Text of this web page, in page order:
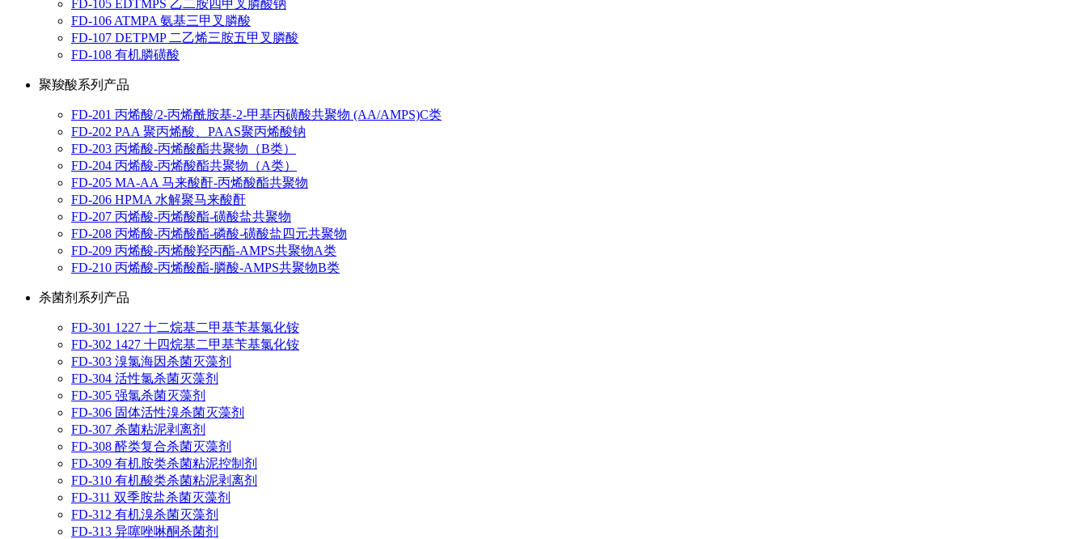
FD-105 EDTMPS 乙二胺四甲叉膦酸钠
FD-106 ATMPA 氨基三甲叉膦酸
FD-107 DETPMP 二乙烯三胺五甲叉膦酸
FD-108 有机膦磺酸
聚羧酸系列产品
FD-201 丙烯酸/2-丙烯酰胺基-2-甲基丙磺酸共聚物 (AA/AMPS)C类
FD-202 PAA 聚丙烯酸、PAAS聚丙烯酸钠
FD-203 丙烯酸-丙烯酸酯共聚物（B类）
FD-204 丙烯酸-丙烯酸酯共聚物（A类）
FD-205 MA-AA 马来酸酐-丙烯酸酯共聚物
FD-206 HPMA 水解聚马来酸酐
FD-207 丙烯酸-丙烯酸酯-磺酸盐共聚物
FD-208 丙烯酸-丙烯酸酯-磷酸-磺酸盐四元共聚物
FD-209 丙烯酸-丙烯酸羟丙酯-AMPS共聚物A类
FD-210 丙烯酸-丙烯酸酯-膦酸-AMPS共聚物B类
杀菌剂系列产品
FD-301 1227 十二烷基二甲基苄基氯化铵
FD-302 1427 十四烷基二甲基苄基氯化铵
FD-303 溴氯海因杀菌灭藻剂
FD-304 活性氯杀菌灭藻剂
FD-305 强氯杀菌灭藻剂
FD-306 固体活性溴杀菌灭藻剂
FD-307 杀菌粘泥剥离剂
FD-308 醛类复合杀菌灭藻剂
FD-309 有机胺类杀菌粘泥控制剂
FD-310 有机酸类杀菌粘泥剥离剂
FD-311 双季胺盐杀菌灭藻剂
FD-312 有机溴杀菌灭藻剂
FD-313 异噻唑啉酮杀菌剂